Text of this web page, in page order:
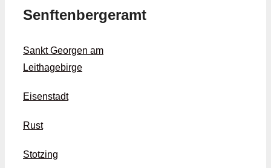
Senftenbergeramt
Sankt Georgen am
Leithagebirge
Eisenstadt
Rust
Stotzing